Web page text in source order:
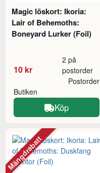
Magic löskort: Ikoria:
Lair of Behemoths:
Boneyard Lurker (Foil)
10 kr
2 på
postorder
Butiken
Postorder
Köp
Mängdrabatt